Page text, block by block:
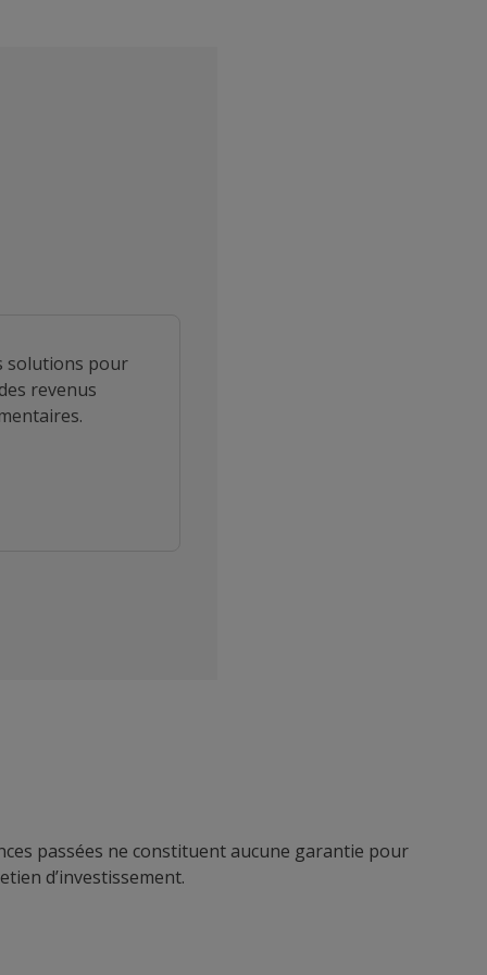
solutions pour
revenus
passées ne constituent aucune garantie pour
d’investissement.